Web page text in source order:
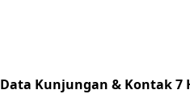
Data Kunjungan & Kontak 7